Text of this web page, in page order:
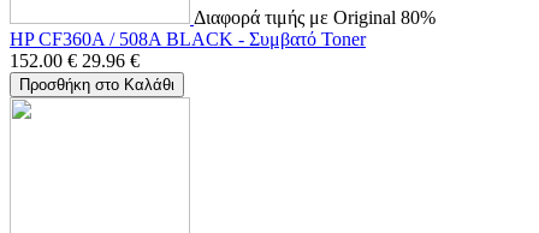
Διαφορά τιμής με Original 80%
HP CF360A / 508A BLACK - Συμβατό Toner
152.00 € 29.96 €
Προσθήκη στο Καλάθι